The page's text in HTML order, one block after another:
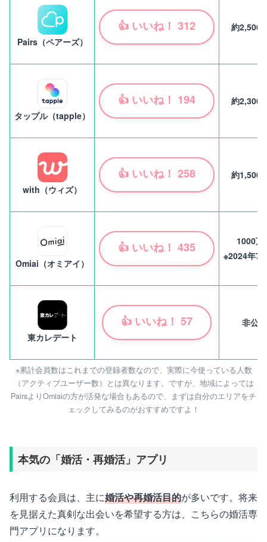
Pairs（ペアーズ）
👍 いいね！ 312 約2,500
タップル（tapple）
👍 いいね！ 194 約2,300
with（ウィズ）
👍 いいね！ 258 約1,500
Omiai（オミアイ）
👍 いいね！ 435
1000万
※2024年7
東カレデート
👍 いいね！ 57 非公開
※累計会員数はこれまでの登録者数なので、実際に今使っている人数
（アクティブユーザー数）とは異なります。ですが、地域によっては
PairsよりOmiaiの方が活発な場合もあるので、まずは自分のエリアをチ
ェックしてみるのがおすすめですよ！
本気の「婚活・再婚活」アプリ
利用する会員は、主に婚活や再婚活目的が多いです。将来
を見据えた真剣な出会いを希望する方は、こちらの婚活専
門アプリになります。